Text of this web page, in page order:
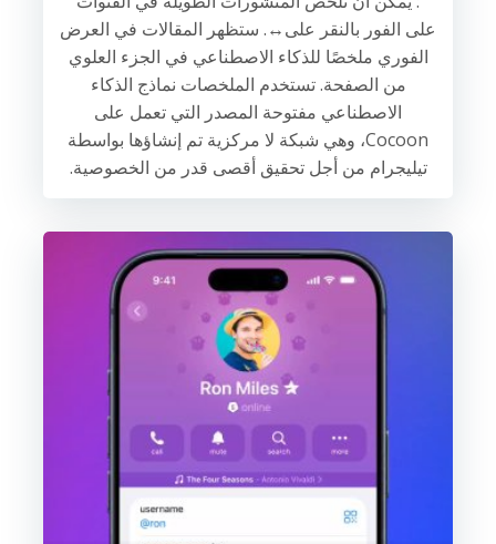
على الفور بالنقر على↔️. ستظهر المقالات في العرض
الفوري ملخصًا للذكاء الاصطناعي في الجزء العلوي
من الصفحة. تستخدم الملخصات نماذج الذكاء
الاصطناعي مفتوحة المصدر التي تعمل على
Cocoon، وهي شبكة لا مركزية تم إنشاؤها بواسطة
تيليجرام من أجل تحقيق أقصى قدر من الخصوصية.